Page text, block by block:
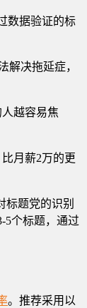
数据验证的标
解决拖延症，
越容易焦
月薪2万的更
标题党的识别
5个标题，通过
。推荐采用以